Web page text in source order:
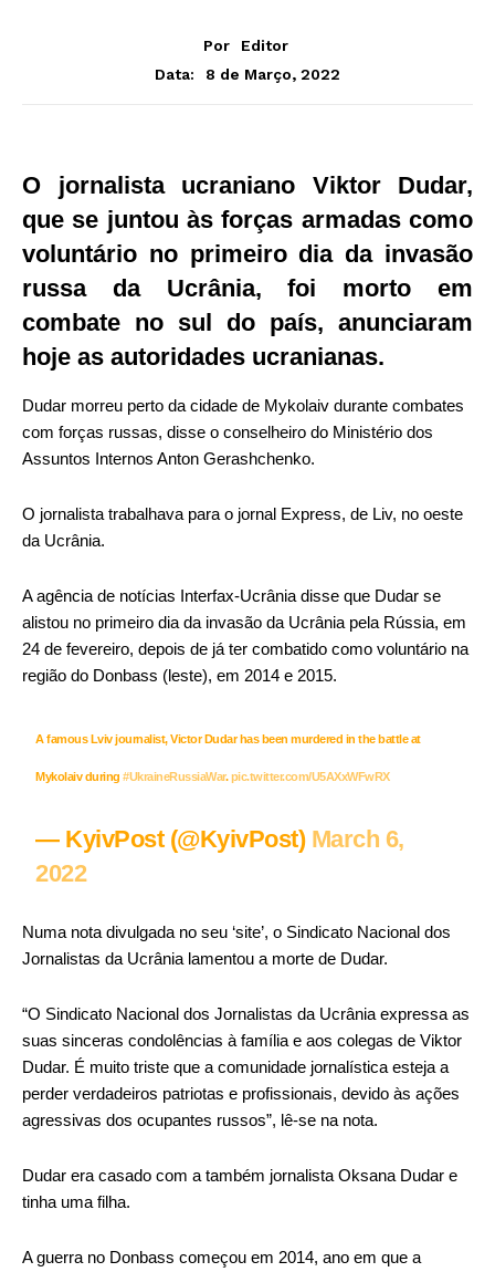
Por
Editor
Data:
8 de Março, 2022
O jornalista ucraniano Viktor Dudar,
que se juntou às forças armadas como
voluntário no primeiro dia da invasão
russa da Ucrânia, foi morto em
combate no sul do país, anunciaram
hoje as autoridades ucranianas.
Dudar morreu perto da cidade de Mykolaiv durante combates
com forças russas, disse o conselheiro do Ministério dos
Assuntos Internos Anton Gerashchenko.
O jornalista trabalhava para o jornal Express, de Liv, no oeste
da Ucrânia.
A agência de notícias Interfax-Ucrânia disse que Dudar se
alistou no primeiro dia da invasão da Ucrânia pela Rússia, em
24 de fevereiro, depois de já ter combatido como voluntário na
região do Donbass (leste), em 2014 e 2015.
A famous Lviv journalist, Victor Dudar has been murdered in the battle at
Mykolaiv during#UkraineRussiaWar.pic.twitter.com/U5AXxWFwRX
— KyivPost (@KyivPost) March 6,
2022
Numa nota divulgada no seu ‘site’, o Sindicato Nacional dos
Jornalistas da Ucrânia lamentou a morte de Dudar.
“O Sindicato Nacional dos Jornalistas da Ucrânia expressa as
suas sinceras condolências à família e aos colegas de Viktor
Dudar. É muito triste que a comunidade jornalística esteja a
perder verdadeiros patriotas e profissionais, devido às ações
agressivas dos ocupantes russos”, lê-se na nota.
Dudar era casado com a também jornalista Oksana Dudar e
tinha uma filha.
A guerra no Donbass começou em 2014, ano em que a